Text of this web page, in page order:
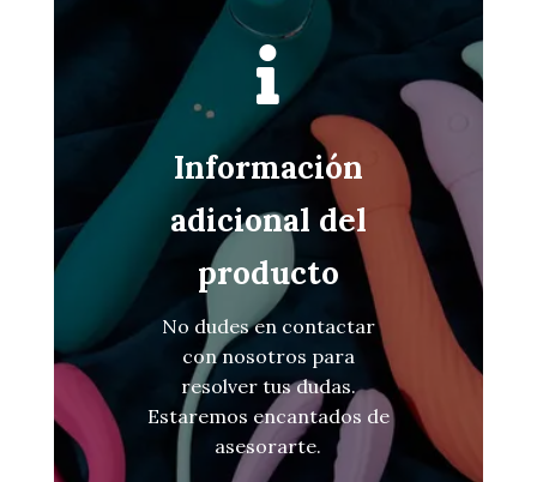

Información
adicional del
producto
No dudes en contactar
con nosotros para
resolver tus dudas.
Estaremos encantados de
asesorarte.